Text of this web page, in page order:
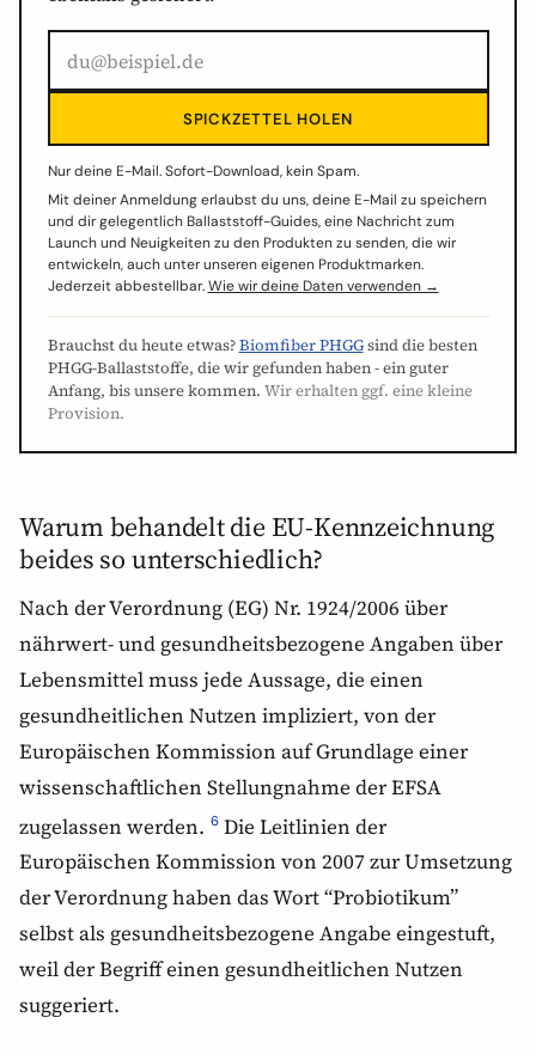
SPICKZETTEL HOLEN
Nur deine E-Mail. Sofort-Download, kein Spam.
Mit deiner Anmeldung erlaubst du uns, deine E-Mail zu speichern
und dir gelegentlich Ballaststoff-Guides, eine Nachricht zum
Launch und Neuigkeiten zu den Produkten zu senden, die wir
entwickeln, auch unter unseren eigenen Produktmarken.
Jederzeit abbestellbar.Wie wir deine Daten verwenden →
Brauchst du heute etwas?Biomfiber PHGGsind die besten
PHGG-Ballaststoffe, die wir gefunden haben - ein guter
Anfang, bis unsere kommen. Wir erhalten ggf. eine kleine
Provision.
Warum behandelt die EU-Kennzeichnung
beides so unterschiedlich?
Nach der Verordnung (EG) Nr. 1924/2006 über
nährwert- und gesundheitsbezogene Angaben über
Lebensmittel muss jede Aussage, die einen
gesundheitlichen Nutzen impliziert, von der
Europäischen Kommission auf Grundlage einer
wissenschaftlichen Stellungnahme der EFSA
zugelassen werden. 6 Die Leitlinien der
Europäischen Kommission von 2007 zur Umsetzung
der Verordnung haben das Wort “Probiotikum”
selbst als gesundheitsbezogene Angabe eingestuft,
weil der Begriff einen gesundheitlichen Nutzen
suggeriert.